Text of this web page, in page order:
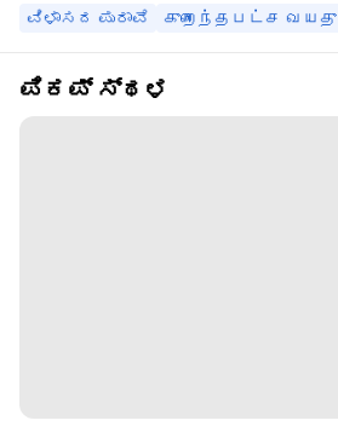
ವಿಳಾಸದ ಪುರಾವೆ குறைந்தபட்ச வயது
ಪಿಕಪ್ ಸ್ಥಳ